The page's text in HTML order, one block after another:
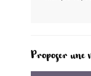
Proposer une